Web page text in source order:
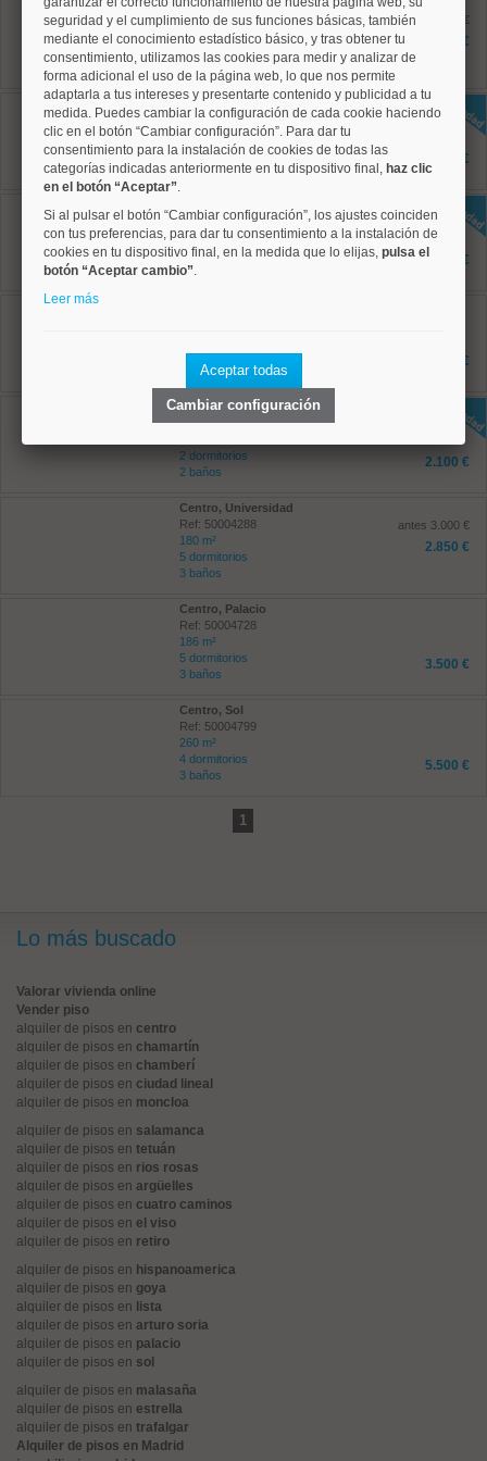
Ref: 50004706
95 m²
2 dormitorios
1 baños
antes 2.800 €
2.400 €
Centro, Palacio
Ref: 50004815
100 m²
2 dormitorios
1 baños
1.950 €
Ref: 50004816
110 m²
2 dormitorios
2 baños
2.400 €
3 dormitorios
2 baños
2.900 €
Centro, Palacio
Ref: 50004788
2 dormitorios
2 baños
2.100 €
Centro, Universidad
Ref: 50004288
180 m²
5 dormitorios
3 baños
antes 3.000 €
2.850 €
Centro, Palacio
Ref: 50004728
186 m²
5 dormitorios
3 baños
3.500 €
Centro, Sol
Ref: 50004799
260 m²
4 dormitorios
3 baños
5.500 €
1
Lo más buscado
Valorar vivienda online
Vender piso
alquiler de pisos en centro
alquiler de pisos en chamartín
alquiler de pisos en chamberí
alquiler de pisos en ciudad lineal
alquiler de pisos en moncloa
alquiler de pisos en salamanca
alquiler de pisos en tetuán
alquiler de pisos en rios rosas
alquiler de pisos en argüelles
alquiler de pisos en cuatro caminos
alquiler de pisos en el viso
alquiler de pisos en retiro
alquiler de pisos en hispanoamerica
alquiler de pisos en goya
alquiler de pisos en lista
alquiler de pisos en arturo soria
alquiler de pisos en palacio
alquiler de pisos en sol
alquiler de pisos en malasaña
alquiler de pisos en estrella
alquiler de pisos en trafalgar
Alquiler de pisos en Madrid
seguridad y el cumplimiento de sus funciones básicas, también
mediante el conocimiento estadístico básico, y tras obtener tu
consentimiento, utilizamos las cookies para medir y analizar de
forma adicional el uso de la página web, lo que nos permite
adaptarla a tus intereses y presentarte contenido y publicidad a tu
medida. Puedes cambiar la configuración de cada cookie haciendo
clic en el botón “Cambiar configuración”. Para dar tu
consentimiento para la instalación de cookies de todas las
categorías indicadas anteriormente en tu dispositivo final, haz clic
en el botón “Aceptar”.
Si al pulsar el botón “Cambiar configuración”, los ajustes coinciden
con tus preferencias, para dar tu consentimiento a la instalación de
cookies en tu dispositivo final, en la medida que lo elijas, pulsa el
botón “Aceptar cambio”.
Leer más
Aceptar todas
Cambiar configuración